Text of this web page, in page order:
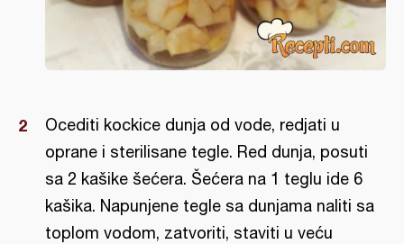
Ocediti kockice dunja od vode, redjati u
oprane i sterilisane tegle. Red dunja, posuti
sa 2 kašike šećera. Šećera na 1 teglu ide 6
kašika. Napunjene tegle sa dunjama naliti sa
toplom vodom, zatvoriti, staviti u veću